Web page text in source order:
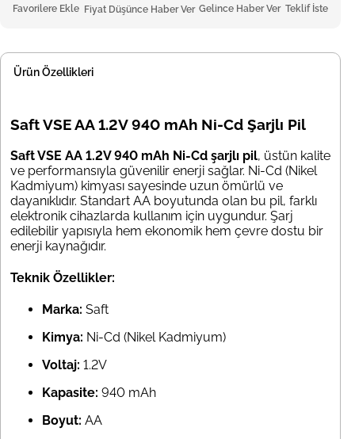
Favorilere Ekle Fiyat Düşünce Haber Ver Gelince Haber Ver Teklif İste
Ürün Özellikleri
Saft VSE AA 1.2V 940 mAh Ni-Cd Şarjlı Pil
Saft VSE AA 1.2V 940 mAh Ni-Cd şarjlı pil, üstün kalite
ve performansıyla güvenilir enerji sağlar. Ni-Cd (Nikel
Kadmiyum) kimyası sayesinde uzun ömürlü ve
dayanıklıdır. Standart AA boyutunda olan bu pil, farklı
elektronik cihazlarda kullanım için uygundur. Şarj
edilebilir yapısıyla hem ekonomik hem çevre dostu bir
enerji kaynağıdır.
Teknik Özellikler:
Marka: Saft
Kimya: Ni-Cd (Nikel Kadmiyum)
Voltaj: 1.2V
Kapasite: 940 mAh
Boyut: AA